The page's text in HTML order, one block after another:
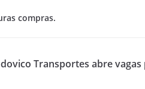
compras.
Transportes abre